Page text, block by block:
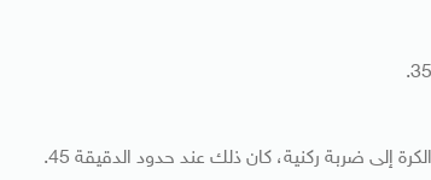
إلى ضربة ركنية، كان ذلك عند حدود الدقيقة 45.